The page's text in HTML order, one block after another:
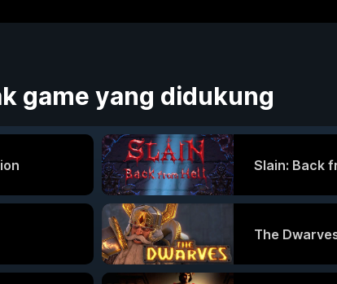
game yang didukung
Slain: Back
The